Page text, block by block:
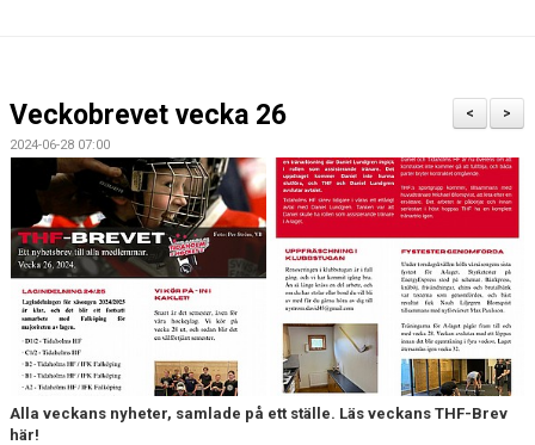
MATCHER
MEDLEM
KIOSKEN
THF UNGDOMSPOLICY - RÖDA TRÅD
PROFILKLÄDER
>
<
Veckobrevet vecka 26
2024-06-28 07:00
Alla veckans nyheter, samlade på ett ställe. Läs veckans THF-Brev
här!